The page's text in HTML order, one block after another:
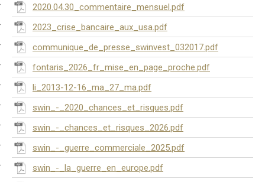
2020.04.30_commentaire_mensuel.pdf
2023_crise_bancaire_aux_usa.pdf
communique_de_presse_swinvest_032017.pdf
fontaris_2026_fr_mise_en_page_proche.pdf
li_2013-12-16_ma_27_ma.pdf
swin_-_2020_chances_et_risques.pdf
swin_-_chances_et_risques_2026.pdf
swin_-_guerre_commerciale_2025.pdf
swin_-_la_guerre_en_europe.pdf